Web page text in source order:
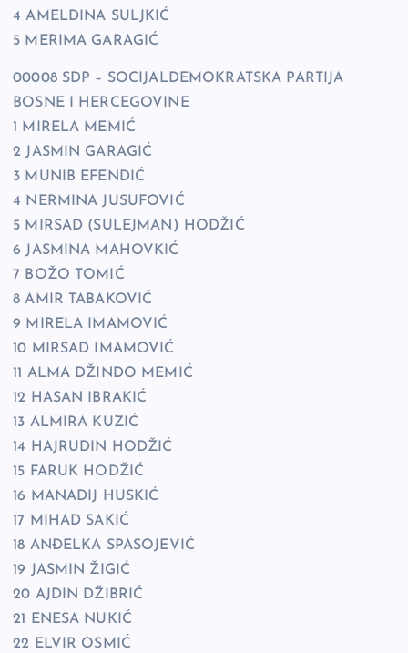
4 AMELDINA SULJKIĆ
5 MERIMA GARAGIĆ
00008 SDP – SOCIJALDEMOKRATSKA PARTIJA
BOSNE I HERCEGOVINE
1 MIRELA MEMIĆ
2 JASMIN GARAGIĆ
3 MUNIB EFENDIĆ
4 NERMINA JUSUFOVIĆ
5 MIRSAD (SULEJMAN) HODŽIĆ
6 JASMINA MAHOVKIĆ
7 BOŽO TOMIĆ
8 AMIR TABAKOVIĆ
9 MIRELA IMAMOVIĆ
10 MIRSAD IMAMOVIĆ
11 ALMA DŽINDO MEMIĆ
12 HASAN IBRAKIĆ
13 ALMIRA KUZIĆ
14 HAJRUDIN HODŽIĆ
15 FARUK HODŽIĆ
16 MANADIJ HUSKIĆ
17 MIHAD SAKIĆ
18 ANĐELKA SPASOJEVIĆ
19 JASMIN ŽIGIĆ
20 AJDIN DŽIBRIĆ
21 ENESA NUKIĆ
22 ELVIR OSMIĆ